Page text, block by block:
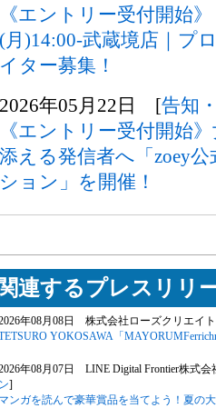
《エントリー受付開始
(月)14:00-武蔵境店｜プ
イター募集！
2026年05月22日 [告知
《エントリー受付開始
添える発信者へ「zoey
ション」を開催！
関連するプレスリリ
年08月08日 株式会社ローズクリエイ
YOKOSAWA「
年08月07日 LINE Digital Frontier株式
ン]
マンガを読んで豪華賞品を当てよう！夏の